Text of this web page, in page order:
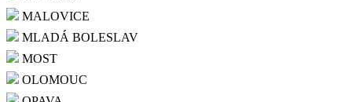
MALOVICE
MLADÁ BOLESLAV
MOST
OLOMOUC